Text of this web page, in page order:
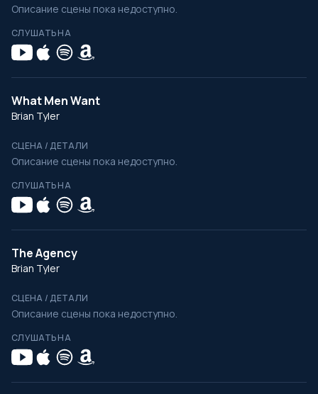
Описание сцены пока недоступно.
СЛУШАТЬ НА
What Men Want
Brian Tyler
СЦЕНА / ДЕТАЛИ
Описание сцены пока недоступно.
СЛУШАТЬ НА
The Agency
Brian Tyler
СЦЕНА / ДЕТАЛИ
Описание сцены пока недоступно.
СЛУШАТЬ НА